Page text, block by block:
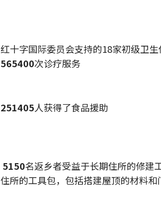
红十字国际委员会支持的18家初级卫
565400次诊疗服务
251405人获得了食品援助
5150名返乡者受益于长期住所的修建
住所的工具包，包括搭建屋顶的材料和